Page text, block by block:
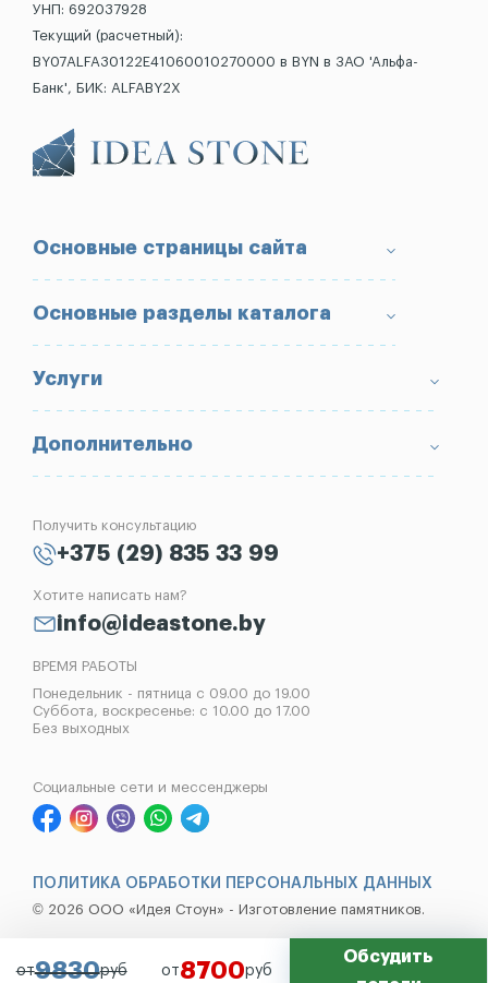
от9830руб от8700руб
Обсудить
УНП: 692037928
Текущий (расчетный):
BY07ALFA30122E41060010270000 в BYN в ЗАО 'Альфа-
Банк', БИК: ALFABY2X
Основные страницы сайта
О компании
Доставка и оплата
Условия возврата товара
Портфолио
Вопрос-Ответ
Блог
Контакты
Основные разделы каталога
Памятники
Ограды
Надгробные плиты
Вазы
Услуги
Благоустройство могил
Изготовление памятников
Рассрочка на памятник
Реставрация памятников
Демонтаж памятников
Дополнительно
Получить консультацию
+375 (29) 835 33 99
Хотите написать нам?
info@ideastone.by
ВРЕМЯ РАБОТЫ
Понедельник - пятница с 09.00 до 19.00
Суббота, воскресенье: с 10.00 до 17.00
Без выходных
Социальные сети и мессенджеры
© 2026 ООО «Идея Стоун» - Изготовление памятников.
ПОЛИТИКА ОБРАБОТКИ ПЕРСОНАЛЬНЫХ ДАННЫХ